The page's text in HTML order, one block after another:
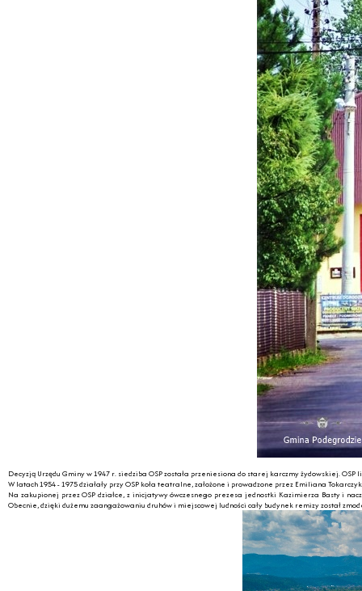
Decyzją Urzędu Gminy w 1947 r. siedziba OSP została przeniesiona do starej karczmy żydowskiej.
W latach 1954 - 1975 działały przy OSP koła teatralne, założone i prowadzone przez Emiliana
Na zakupionej przez OSP działce, z inicjatywy ówczesnego prezesa jednostki Kazimierza Basty i
Obecnie, dzięki dużemu zaangażowaniu druhów i miejscowej ludności cały budynek remizy został